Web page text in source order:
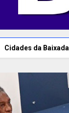
Cidades da Baixada